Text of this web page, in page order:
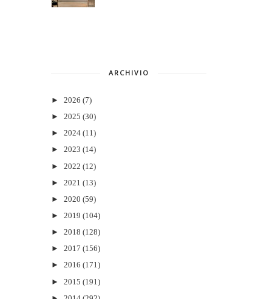
ARCHIVIO
► 2026 (7)
► 2025 (30)
► 2024 (11)
► 2023 (14)
► 2022 (12)
► 2021 (13)
► 2020 (59)
► 2019 (104)
► 2018 (128)
► 2017 (156)
► 2016 (171)
► 2015 (191)